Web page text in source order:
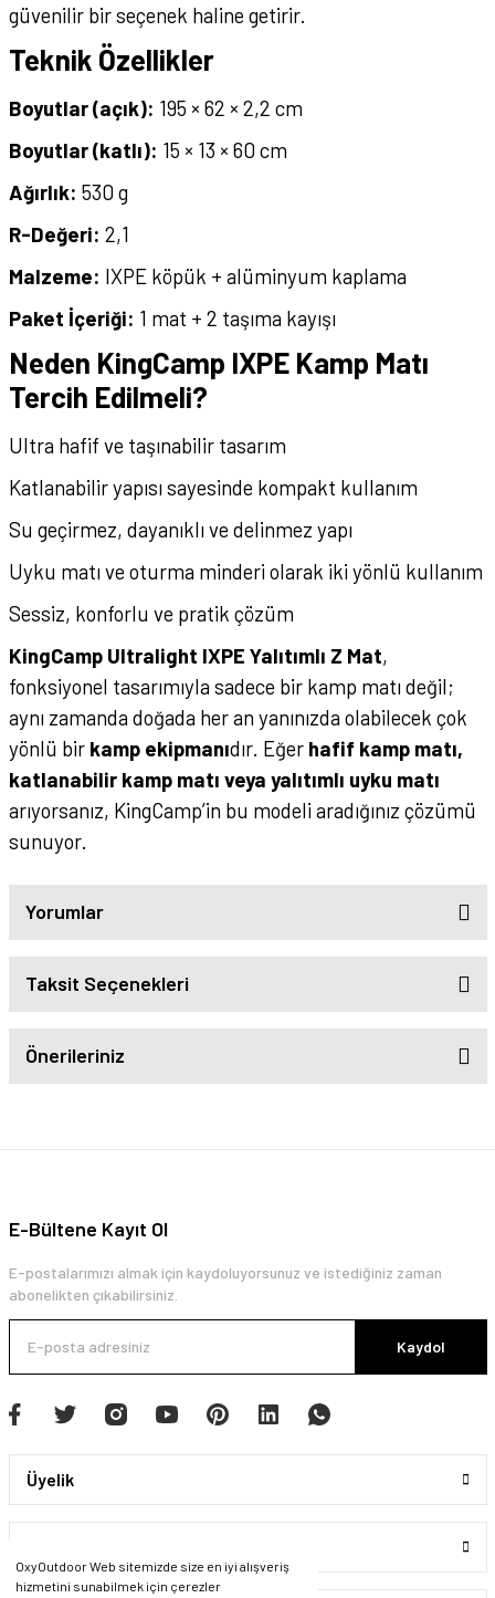
OxyOutdoor Web sitemizde size en iyi alışveriş
hizmetini sunabilmek için çerezler
güvenilir bir seçenek haline getirir.
Teknik Özellikler
Boyutlar (açık): 195 × 62 × 2,2 cm
Boyutlar (katlı): 15 × 13 × 60 cm
Ağırlık: 530 g
R-Değeri: 2,1
Malzeme: IXPE köpük + alüminyum kaplama
Paket İçeriği: 1 mat + 2 taşıma kayışı
Neden KingCamp IXPE Kamp Matı
Tercih Edilmeli?
Ultra hafif ve taşınabilir tasarım
Katlanabilir yapısı sayesinde kompakt kullanım
Su geçirmez, dayanıklı ve delinmez yapı
Uyku matı ve oturma minderi olarak iki yönlü kullanım
Sessiz, konforlu ve pratik çözüm
KingCamp Ultralight IXPE Yalıtımlı Z Mat,
fonksiyonel tasarımıyla sadece bir kamp matı değil;
aynı zamanda doğada her an yanınızda olabilecek çok
yönlü bir kamp ekipmanıdır. Eğer hafif kamp matı,
katlanabilir kamp matı veya yalıtımlı uyku matı
arıyorsanız, KingCamp’in bu modeli aradığınız çözümü
sunuyor.
Yorumlar
Taksit Seçenekleri
Önerileriniz
E-Bültene Kayıt Ol
E-postalarımızı almak için kaydoluyorsunuz ve istediğiniz zaman
abonelikten çıkabilirsiniz.
Kaydol
Üyelik